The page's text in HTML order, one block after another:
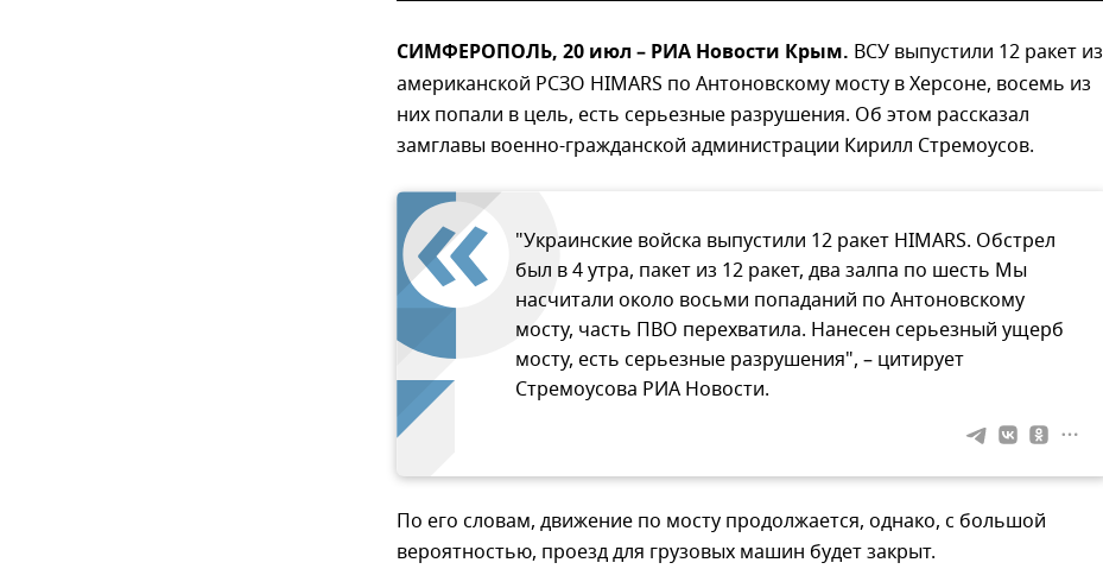
СИМФЕРОПОЛЬ, 20 июл – РИА Новости Крым. ВСУ выпустили 12 ракет из
американской РСЗО HIMARS по Антоновскому мосту в Херсоне, восемь из
них попали в цель, есть серьезные разрушения. Об этом рассказал
замглавы военно-гражданской администрации Кирилл Стремоусов.
"Украинские войска выпустили 12 ракет HIMARS. Обстрел
был в 4 утра, пакет из 12 ракет, два залпа по шесть Мы
насчитали около восьми попаданий по Антоновскому
мосту, часть ПВО перехватила. Нанесен серьезный ущерб
мосту, есть серьезные разрушения", – цитирует
Стремоусова РИА Новости.
По его словам, движение по мосту продолжается, однако, с большой
вероятностью, проезд для грузовых машин будет закрыт.